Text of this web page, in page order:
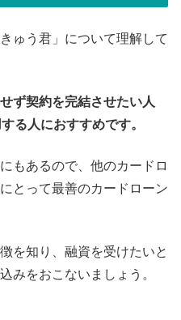
ゅう君」について理解して
ず契約を完結させたい人
る人におすすめです。
もあるので、他のカードロ
とって最善のカードローン
を知り、融資を受けたいと
みをおこないましょう。